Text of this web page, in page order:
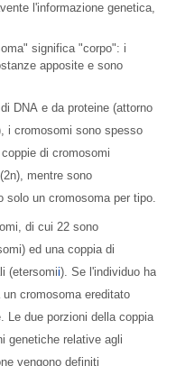
l'informazione genetica,
significa "corpo": i
apposite e sono
DNA e da proteine (attorno
i cromosomi sono spesso
di cromosomi
mentre sono
solo un cromosoma per tipo.
di cui 22 sono
ed una coppia di
(etersomii). Se l'individuo ha
cromosoma ereditato
Le due porzioni della coppia
genetiche relative agli
vengono definiti